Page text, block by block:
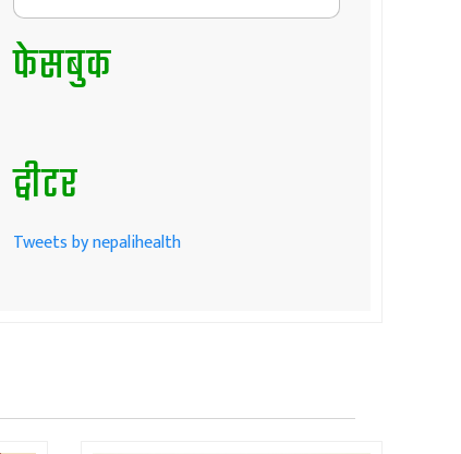
फेसबुक
ट्वीटर
Tweets by nepalihealth